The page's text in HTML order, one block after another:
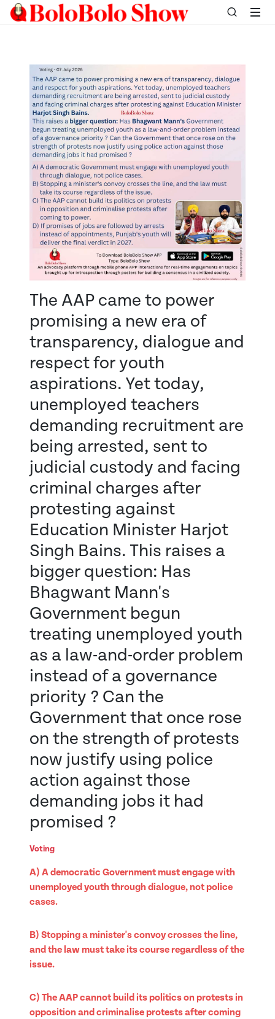
The AAP came to power
promising a new era of
transparency, dialogue and
respect for youth
aspirations. Yet today,
unemployed teachers
demanding recruitment are
being arrested, sent to
judicial custody and facing
criminal charges after
protesting against
Education Minister Harjot
Singh Bains. This raises a
bigger question: Has
Bhagwant Mann's
Government begun
treating unemployed youth
as a law-and-order problem
instead of a governance
priority ? Can the
Government that once rose
on the strength of protests
now justify using police
action against those
demanding jobs it had
promised ?
Voting
A) A democratic Government must engage with
unemployed youth through dialogue, not police
cases.
B) Stopping a minister's convoy crosses the line,
and the law must take its course regardless of the
issue.
C) The AAP cannot build its politics on protests in
opposition and criminalise protests after coming